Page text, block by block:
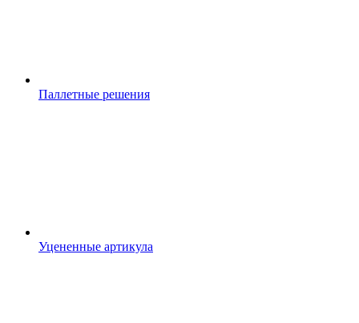
Паллетные решения
Уцененные артикула